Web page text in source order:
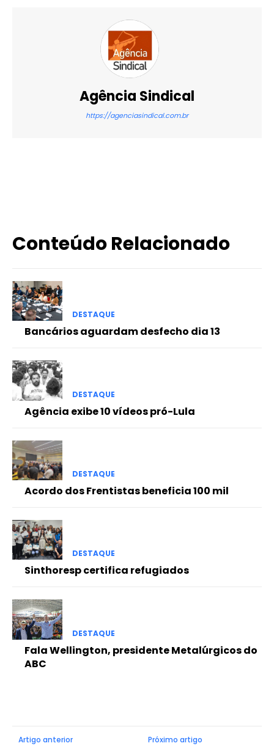
Agência Sindical
https://agenciasindical.com.br
Conteúdo Relacionado
DESTAQUE
Bancários aguardam desfecho dia 13
DESTAQUE
Agência exibe 10 vídeos pró-Lula
DESTAQUE
Acordo dos Frentistas beneficia 100 mil
DESTAQUE
Sinthoresp certifica refugiados
DESTAQUE
Fala Wellington, presidente Metalúrgicos do
ABC
Artigo anterior Próximo artigo